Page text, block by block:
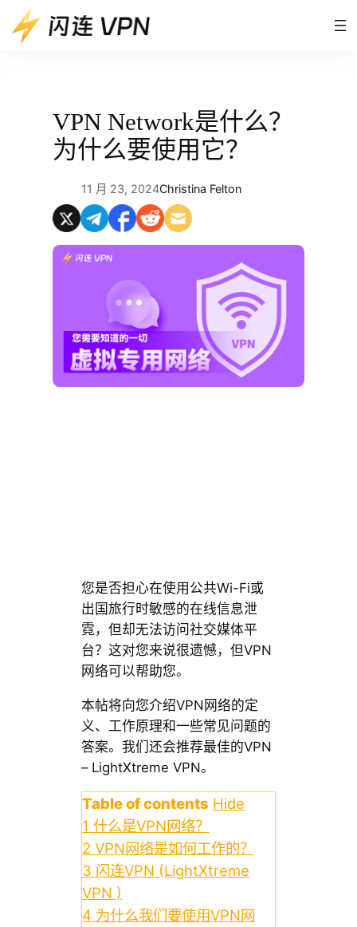
至
VPN Network是什么？
为什么要使用它？
11 月 23, 2024Christina Felton
您是否担心在使用公共Wi-Fi或
出国旅行时敏感的在线信息泄
霓，但却无法访问社交媒体平
台？这对您来说很遗憾，但VPN
网络可以帮助您。
本帖将向您介绍VPN网络的定
义、工作原理和一些常见问题的
答案。我们还会推荐最佳的VPN
– LightXtreme VPN。
Table of contents Hide
1 什么是VPN网络？
2 VPN网络是如何工作的？
3 闪连VPN (LightXtreme
VPN )
4 为什么我们要使用VPN网